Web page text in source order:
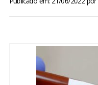
ENTRETENIMENTO